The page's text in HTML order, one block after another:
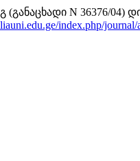
N 36376/04)
index.php/